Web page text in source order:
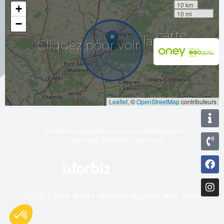
Cliquez pour voir la carte
+
−
10 km
10 mi
Leaflet, ©OpenStreetMapcontributeurs